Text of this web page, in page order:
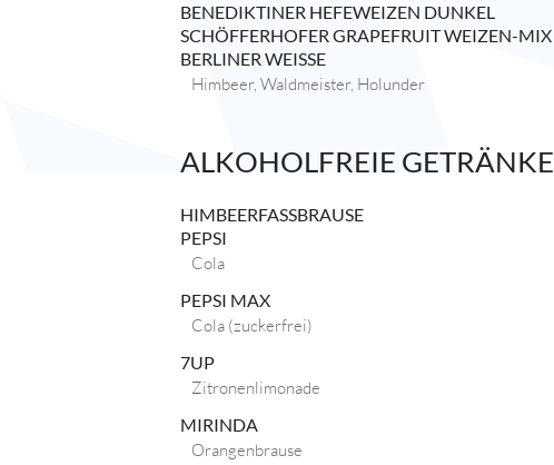
BENEDIKTINER HEFEWEIZEN DUNKEL
SCHÖFFERHOFER GRAPEFRUIT WEIZEN-MIX
BERLINER WEISSE
Himbeer, Waldmeister, Holunder
ALKOHOLFREIE GETRÄNKE
HIMBEERFASSBRAUSE
PEPSI
Cola
PEPSI MAX
Cola (zuckerfrei)
7UP
Zitronenlimonade
MIRINDA
Orangenbrause